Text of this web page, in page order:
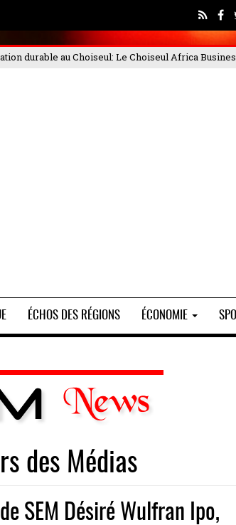
Business Forum 2025, qui s'est déroulé les 4 et
ÉCHOS DES RÉGIONS ÉCONOMIE
des Médias
SEM Désiré Wulfran Ipo,